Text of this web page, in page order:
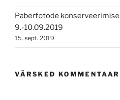
Paberfotode
9.-10.09.2019
15. sept. 2019
VÄRSKED